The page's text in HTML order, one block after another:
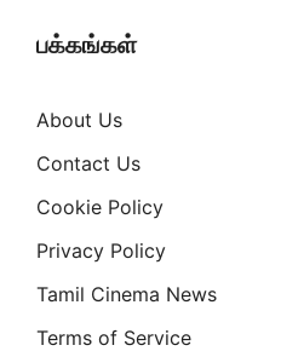
பக்கங்கள்
About Us
Contact Us
Cookie Policy
Privacy Policy
Tamil Cinema News
Terms of Service